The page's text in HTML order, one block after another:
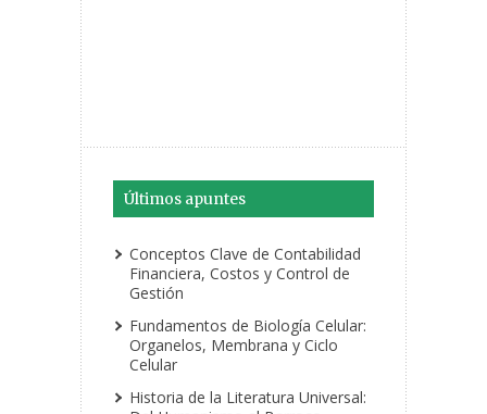
Últimos apuntes
Conceptos Clave de Contabilidad
Financiera, Costos y Control de
Gestión
Fundamentos de Biología Celular:
Organelos, Membrana y Ciclo
Celular
Historia de la Literatura Universal: